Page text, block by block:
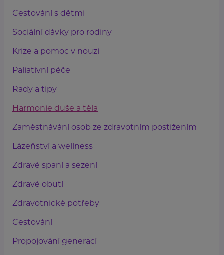
Cestování s dětmi
Sociální dávky pro rodiny
Krize a pomoc v nouzi
Paliativní péče
Rady a tipy
Harmonie duše a těla
Zaměstnávání osob ze zdravotním postižením
Lázeňství a wellness
Zdravé spaní a sezení
Zdravé obutí
Zdravotnické potřeby
Cestování
Propojování generací